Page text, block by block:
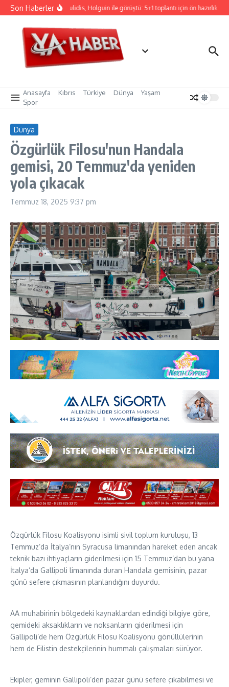
İçeriğe atla
Son HaberlerHristodulidis, Holguin ile görüştü: 5+1 toplantı için ön hazırlık
Anasayfa Kıbrıs Türkiye Dünya
Yaşam
Spor
Dünya
Özgürlük Filosu'nun Handala
gemisi, 20 Temmuz'da yeniden
yola çıkacak
Temmuz 18, 2025 9:37 pm
Özgürlük Filosu Koalisyonu isimli sivil toplum kuruluşu, 13
Temmuz’da İtalya’nın Syracusa limanından hareket eden ancak
teknik bazı ihtiyaçların giderilmesi için 15 Temmuz’dan bu yana
İtalya’da Gallipoli limanında duran Handala gemisinin, pazar
günü sefere çıkmasının planlandığını duyurdu.
AA muhabirinin bölgedeki kaynaklardan edindiği bilgiye göre,
gemideki aksaklıkların ve noksanların giderilmesi için
Gallipoli’de hem Özgürlük Filosu Koalisyonu gönüllülerinin
hem de Filistin destekçilerinin hummalı çalışmaları sürüyor.
Ekipler, geminin Gallipoli’den pazar günü sefere çıkabilmesi ve